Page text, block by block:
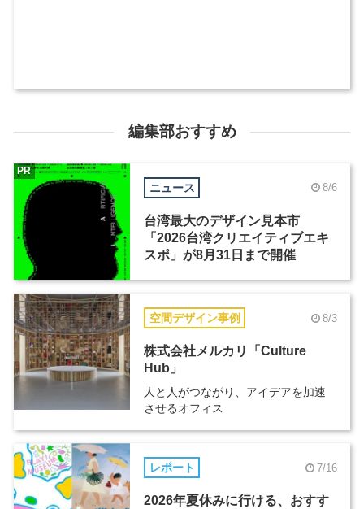
編集部おすすめ
ニュース 8/6
台湾最大のデザイン見本市
「2026台湾クリエイティブエキ
スポ」が8月31日まで開催
PR
空間デザイン事例 8/3
株式会社メルカリ「Culture
Hub」
人と人がつながり、アイデアを加速
させるオフィス
レポート 7/16
2026年夏休みに行ける、おすす